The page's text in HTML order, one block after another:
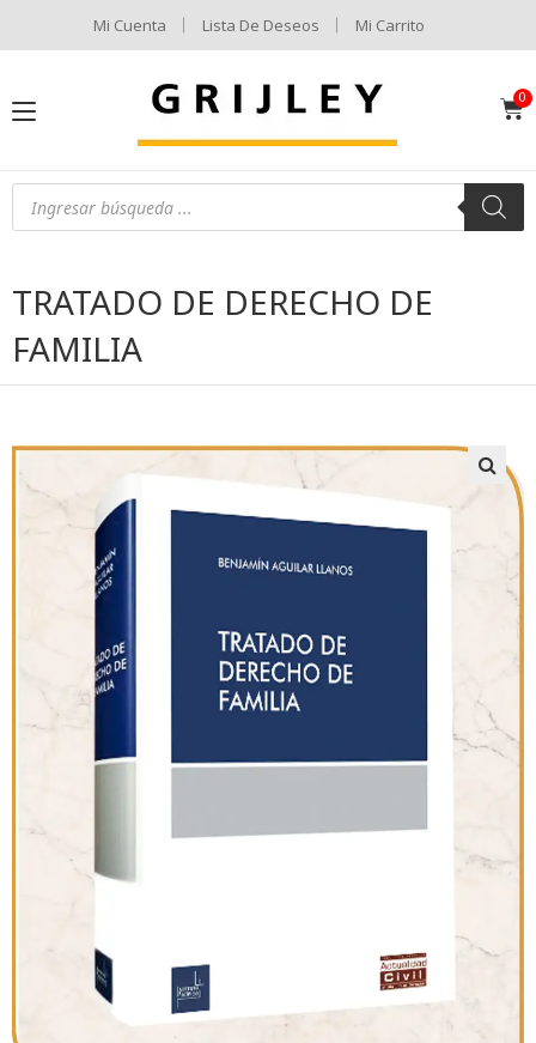
Mi Cuenta Lista De Deseos Mi Carrito
TRATADO DE DERECHO DE
FAMILIA